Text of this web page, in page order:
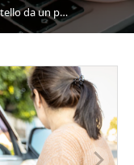
Mano chiusa nello sportello da un passeggero: chi paga?